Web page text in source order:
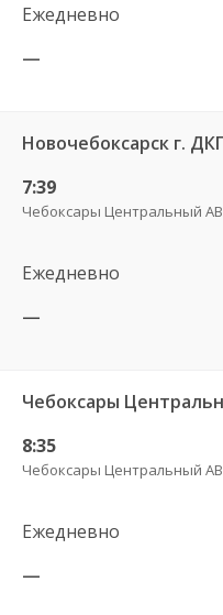
Ежедневно
—
7:39
Чебоксары Центральный АВ
Ежедневно
—
8:35
Чебоксары Центральный АВ
Ежедневно
—